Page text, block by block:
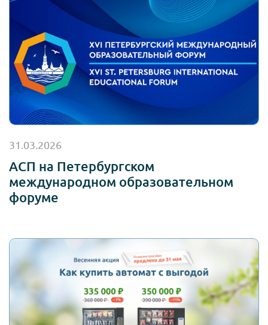
31.03.2026
АСП на Петербургском
международном образовательном
форуме